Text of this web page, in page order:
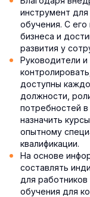
инструмент для
обучения. С
бизнеса и
развития у
Руководители и
доступны
должности,
потребностей
назначить
опытному
квалификации.
На основе
составлять
для
обучения для